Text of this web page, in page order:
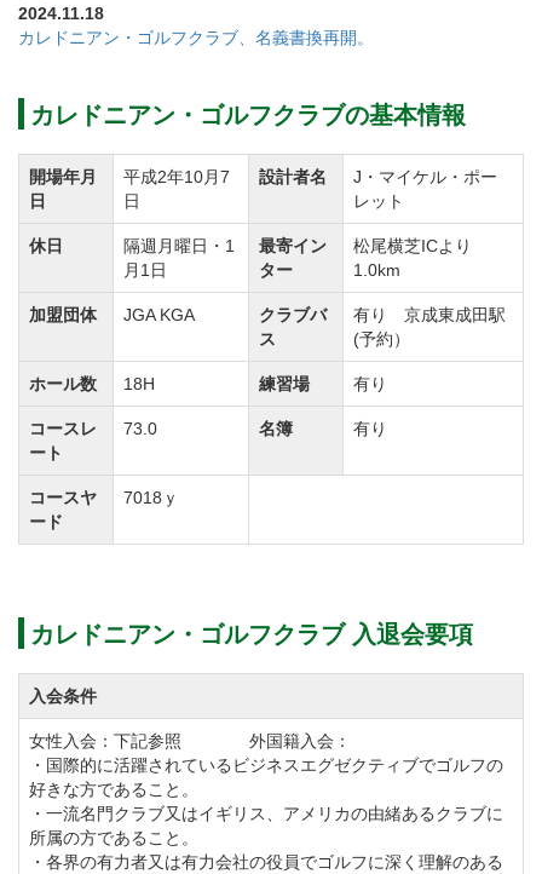
の高さ、日本の四季を存分に感じられる自然豊かな景
観美…世界も認める「名コース」がここにあります。
これまでカレドニアン・ゴルフクラブを舞台に「関東
アマチュアゴルフ選手権」や「日本プロゴルフ選手
権」、「タカラワールド・インビテーショナル」など
日本を代表する公式トーナメントが開催されてきまし
競技イベントやオープンコンペも多く開催していま
ゴルフ歴の長い腕自慢のゴルファーやアスリート志向
の方からアマチュア・プロ選手まで、経験・レベルに
応じて堪能頂けるチャンピオンコースです。
入会、価格については要ご相談です。※「売り、買い
金額」は参考価格です。
平成２４年９月末日より名義書換が一時停止となりま
す。
会員権の名義書換を下記の通り再開します。
①実施：令和6年12月1日より
②名義書換料
2024.11.18
カレドニアン・ゴルフクラブ、名義書換再開。
カレドニアン・ゴルフクラブの基本情報
開場年月
日
平成2年10月7
日
設計者名
J・マイケル・ポー
レット
休日
隔週月曜日・1
月1日
最寄イン
ター
松尾横芝ICより
1.0km
加盟団体 JGA KGA
クラブバ
ス
有り 京成東成田駅
(予約）
ホール数 18H 練習場 有り
コースレ
ート
73.0 名簿 有り
コースヤ
ード
7018ｙ
カレドニアン・ゴルフクラブ 入退会要項
入会条件
女性入会：下記参照 外国籍入会：
・国際的に活躍されているビジネスエグゼクティブでゴルフの
好きな方であること。
・一流名門クラブ又はイギリス、アメリカの由緒あるクラブに
所属の方であること。
・各界の有力者又は有力会社の役員でゴルフに深く理解のある